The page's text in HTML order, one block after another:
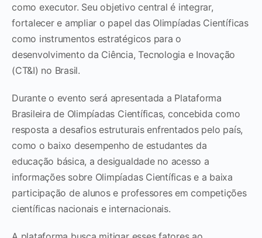
como executor. Seu objetivo central é integrar,
fortalecer e ampliar o papel das Olimpíadas Científicas
como instrumentos estratégicos para o
desenvolvimento da Ciência, Tecnologia e Inovação
(CT&I) no Brasil.
Durante o evento será apresentada a Plataforma
Brasileira de Olimpíadas Científicas, concebida como
resposta a desafios estruturais enfrentados pelo país,
como o baixo desempenho de estudantes da
educação básica, a desigualdade no acesso a
informações sobre Olimpíadas Científicas e a baixa
participação de alunos e professores em competições
científicas nacionais e internacionais.